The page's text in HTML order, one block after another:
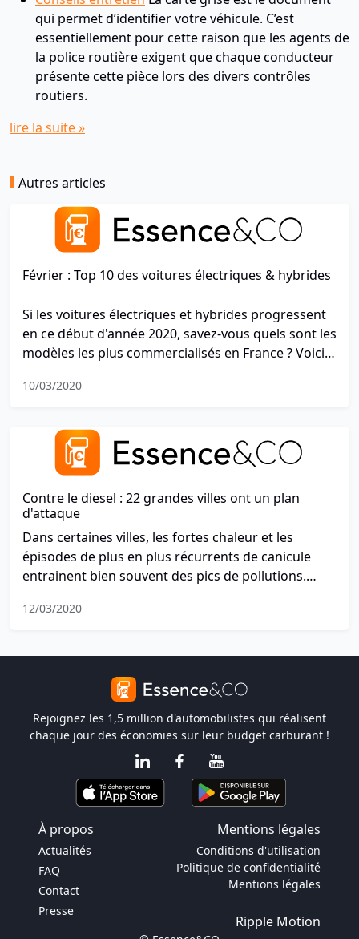
qui permet d’identifier votre véhicule. C’est
essentiellement pour cette raison que les agents de
la police routière exigent que chaque conducteur
présente cette pièce lors des divers contrôles
routiers.
lire la suite »
Autres articles
Février : Top 10 des voitures électriques & hybrides
Si les voitures électriques et hybrides progressent
en ce début d'année 2020, savez-vous quels sont les
modèles les plus commercialisés en France ? Voici
10/03/2020
Contre le diesel : 22 grandes villes ont un plan
d'attaque
Dans certaines villes, les fortes chaleur et les
épisodes de plus en plus récurrents de canicule
entrainent bien souvent des pics de pollutions.
interdire les véhicules disposant d'un moteur à
12/03/2020
Rejoignez les 1,5 million d'automobilistes qui réalisent
chaque jour des économies sur leur budget carburant !
À propos Mentions légales
Actualités
FAQ
Contact
Presse
Conditions d'utilisation
Politique de confidentialité
Mentions légales
Ripple Motion